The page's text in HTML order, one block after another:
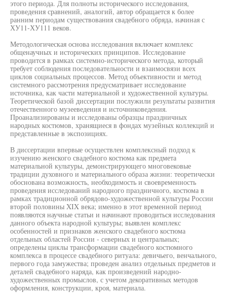
этого периода. Для полноты исторического исследования,
проведения сравнений, аналогий, автор обращается к более
ранним периодам существования свадебного обряда, начиная с
ХУ11-ХУ111 веков.
Методологическая основа исследования включает комплекс
общенаучных и исторических принципов. Исследование
проводится в рамках системно-исторического метода, который
требует соблюдения последовательности и взаимосвязи всех
циклов социальных процессов. Метод объективности и метод
системного рассмотрения предусматривает исследование
источника, как части материальной и художественной культуры.
Теоретической базой диссертации послужили результаты развития
отечественного музееведения и источниковедения.
Проанализированы и исследованы образцы праздничных
народных костюмов, хранящиеся в фондах музейных коллекций и
представленные в экспозициях.
В диссертации впервые осуществлен комплексный подход к
изучению женского свадебного костюма как предмета
материальной культуры, демонстрирующего многовековые
традиции духовного и материального образа жизни: теоретически
обоснована возможность, необходимость и своевременность
проведения исследований народного праздничного, костюма в
рамках традиционной обрядово-художественной культуры России
второй половины XIX века; именно в этот временной период
появляются научные статьи и начинают проводиться исследования
данного объекта народной культуры; выявлен комплекс
особенностей и признаков женского свадебного костюма
отдельных областей России - северных и центральных;
определены циклы трансформации свадебного костюмного
комплекса в процессе свадебного ритуала: девичьего, венчального,
первого года замужества; проведен анализ отдельных предметов и
деталей свадебного наряда, как произведений народно-
художественных промыслов, с учетом декоративных методов
оформления, конструкции, кроя, материала.